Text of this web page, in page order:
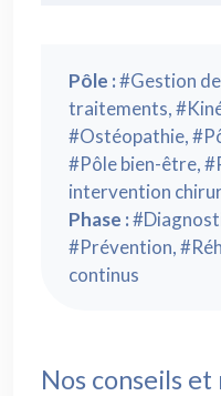
Pôle :#Gestion
traitements,
#Ostéopathie,
#Pôle bien-être,
intervention
Phase :
#Prévention,
continus
Nos conseils et